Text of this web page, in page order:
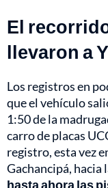
El
llevaron a
Los registros en
que el vehículo
1:50 de la
carro de placas
registro, esta vez
Gachancipá, hacia
hasta ahora las